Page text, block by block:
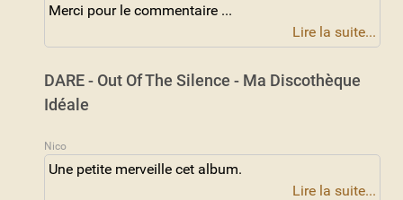
Merci pour le commentaire ...
Lire la suite...
DARE - Out Of The Silence - Ma Discothèque
Idéale
Nico
Une petite merveille cet album.
Lire la suite...